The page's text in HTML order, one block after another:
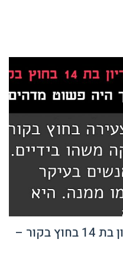
האיש הזה ראה נערה בהריון בת 14 בחוץ בקור –